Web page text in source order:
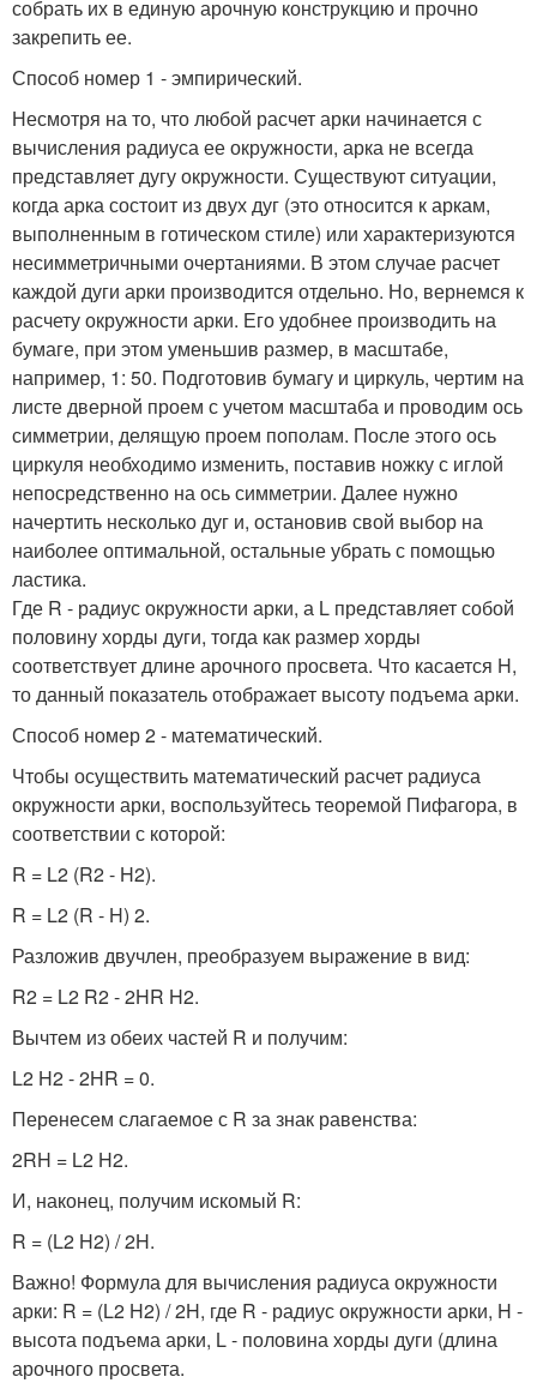
собрать их в единую арочную конструкцию и прочно
закрепить ее.
Способ номер 1 - эмпирический.
Несмотря на то, что любой расчет арки начинается с
вычисления радиуса ее окружности, арка не всегда
представляет дугу окружности. Существуют ситуации,
когда арка состоит из двух дуг (это относится к аркам,
выполненным в готическом стиле) или характеризуются
несимметричными очертаниями. В этом случае расчет
каждой дуги арки производится отдельно. Но, вернемся к
расчету окружности арки. Его удобнее производить на
бумаге, при этом уменьшив размер, в масштабе,
например, 1: 50. Подготовив бумагу и циркуль, чертим на
листе дверной проем с учетом масштаба и проводим ось
симметрии, делящую проем пополам. После этого ось
циркуля необходимо изменить, поставив ножку с иглой
непосредственно на ось симметрии. Далее нужно
начертить несколько дуг и, остановив свой выбор на
наиболее оптимальной, остальные убрать с помощью
ластика.
Где R - радиус окружности арки, а L представляет собой
половину хорды дуги, тогда как размер хорды
соответствует длине арочного просвета. Что касается H,
то данный показатель отображает высоту подъема арки.
Способ номер 2 - математический.
Чтобы осуществить математический расчет радиуса
окружности арки, воспользуйтесь теоремой Пифагора, в
соответствии с которой:
R = L2 (R2 - H2).
R = L2 (R - H) 2.
Разложив двучлен, преобразуем выражение в вид:
R2 = L2 R2 - 2HR H2.
Вычтем из обеих частей R и получим:
L2 H2 - 2HR = 0.
Перенесем слагаемое с R за знак равенства:
2RH = L2 H2.
И, наконец, получим искомый R:
R = (L2 H2) / 2H.
Важно! Формула для вычисления радиуса окружности
арки: R = (L2 H2) / 2H, где R - радиус окружности арки, H -
высота подъема арки, L - половина хорды дуги (длина
арочного просвета.